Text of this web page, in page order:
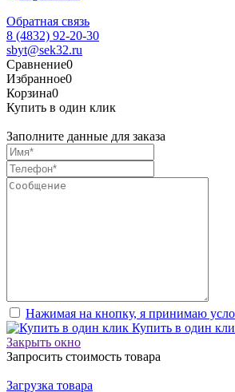
Обратная связь
8 (4832) 92-20-30
sbyt@sek32.ru
Сравнение0
Избранное0
Корзина0
Купить в один клик
Заполните данные для заказа
Нажимая на кнопку, я принимаю
Купить в один
Закрыть окно
Запросить стоимость товара
Загрузка товара